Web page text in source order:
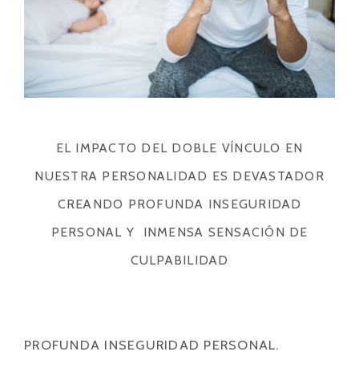
EL IMPACTO DEL DOBLE VÍNCULO EN
NUESTRA PERSONALIDAD ES DEVASTADOR
CREANDO PROFUNDA INSEGURIDAD
PERSONAL Y INMENSA SENSACIÓN DE
CULPABILIDAD
PROFUNDA INSEGURIDAD PERSONAL.